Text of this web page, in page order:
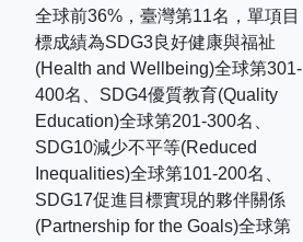
全球前36% ，臺灣第11名，單項目
標成績為SDG3良好健康與福祉
(Health and Wellbeing)全球第301-
400名、 SDG4優質教育(Quality
Education)全球第201-300名、
SDG10減少不平等(Reduced
Inequalities)全球第101-200名、
SDG17促進目標實現的夥伴關係
(Partnership for the Goals)全球第